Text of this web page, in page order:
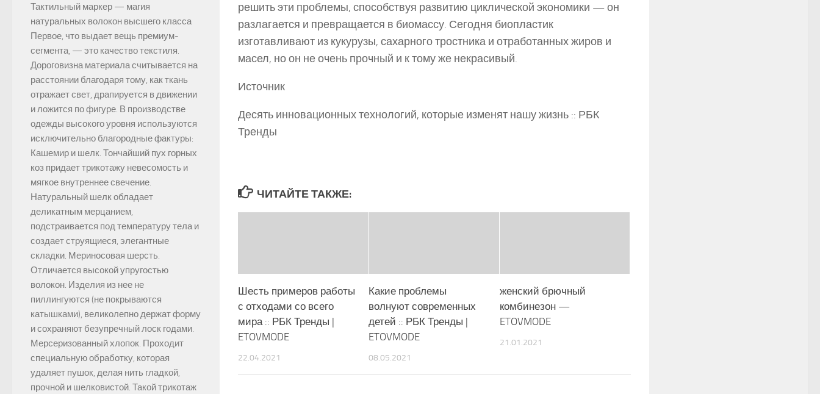
решить эти проблемы, способствуя развитию циклической экономики — он
разлагается и превращается в биомассу. Сегодня биопластик
изготавливают из кукурузы, сахарного тростника и отработанных жиров и
масел, но он не очень прочный и к тому же некрасивый.
Источник
Десять инновационных технологий, которые изменят нашу жизнь :: РБК
Тренды
ЧИТАЙТЕ ТАКЖЕ:
Шесть примеров работы
с отходами со всего
мира :: РБК Тренды |
ETOVMODE
22.04.2021
Какие проблемы
волнуют современных
детей :: РБК Тренды |
ETOVMODE
08.05.2021
женский брючный
комбинезон —
ETOVMODE
21.01.2021
Тактильный маркер — магия
натуральных волокон высшего класса
Первое, что выдает вещь премиум-
сегмента, — это качество текстиля.
Дороговизна материала считывается на
расстоянии благодаря тому, как ткань
отражает свет, драпируется в движении
и ложится по фигуре. В производстве
одежды высокого уровня используются
исключительно благородные фактуры:
Кашемир и шелк. Тончайший пух горных
коз придает трикотажу невесомость и
мягкое внутреннее свечение.
Натуральный шелк обладает
деликатным мерцанием,
подстраивается под температуру тела и
создает струящиеся, элегантные
складки. Мериносовая шерсть.
Отличается высокой упругостью
волокон. Изделия из нее не
пиллингуются (не покрываются
катышками), великолепно держат форму
и сохраняют безупречный лоск годами.
Мерсеризованный хлопок. Проходит
специальную обработку, которая
удаляет пушок, делая нить гладкой,
прочной и шелковистой. Такой трикотаж